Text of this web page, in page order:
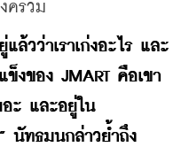
ค์รวม
ล้วว่าเราเก่งอะไร และ
ข็งของ JMART คือเขา
ะ และอยู่ใน
นัทธมนกล่าวย้ำถึง